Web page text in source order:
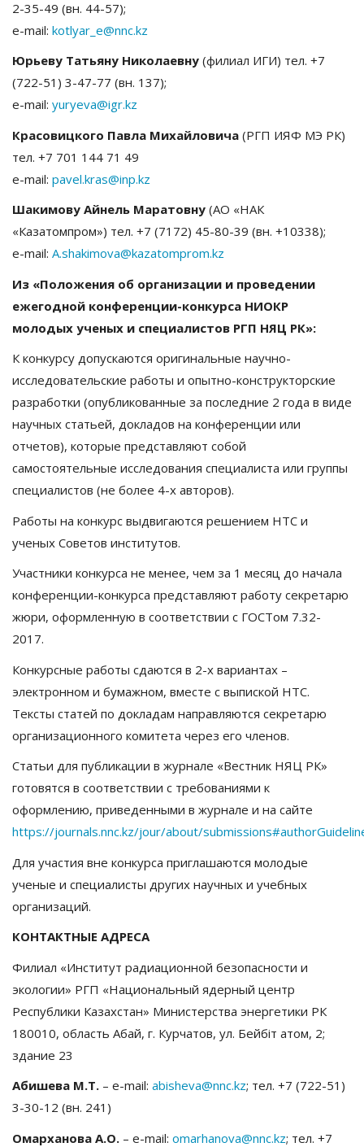
2-35-49 (вн. 44-57);
e-mail: kotlyar_e@nnc.kz
Юрьеву Татьяну Николаевну (филиал ИГИ) тел. +7
(722-51) 3-47-77 (вн. 137);
e-mail: yuryeva@igr.kz
Красовицкого Павла Михайловича (РГП ИЯФ МЭ РК)
тел. +7 701 144 71 49
e-mail: pavel.kras@inp.kz
Шакимову Айнель Маратовну (АО «НАК
«Казатомпром») тел. +7 (7172) 45-80-39 (вн. +10338);
e-mail: A.shakimova@kazatomprom.kz
Из «Положения об организации и проведении
ежегодной конференции-конкурса НИОКР
молодых ученых и специалистов РГП НЯЦ РК»:
К конкурсу допускаются оригинальные научно-
исследовательские работы и опытно-конструкторские
разработки (опубликованные за последние 2 года в виде
научных статьей, докладов на конференции или
отчетов), которые представляют собой
самостоятельные исследования специалиста или группы
специалистов (не более 4-х авторов).
Работы на конкурс выдвигаются решением НТС и
ученых Советов институтов.
Участники конкурса не менее, чем за 1 месяц до начала
конференции-конкурса представляют работу секретарю
жюри, оформленную в соответствии с ГОСТом 7.32-
2017.
Конкурсные работы сдаются в 2-х вариантах –
электронном и бумажном, вместе с выпиской НТС.
Тексты статей по докладам направляются секретарю
организационного комитета через его членов.
Статьи для публикации в журнале «Вестник НЯЦ РК»
готовятся в соответствии с требованиями к
оформлению, приведенными в журнале и на сайте
https://journals.nnc.kz/jour/about/
Для участия вне конкурса приглашаются молодые
ученые и специалисты других научных и учебных
организаций.
КОНТАКТНЫЕ АДРЕСА
Филиал «Институт радиационной безопасности и
экологии» РГП «Национальный ядерный центр
Республики Казахстан» Министерства энергетики РК
180010, область Абай, г. Курчатов, ул. Бейбiт атом, 2;
здание 23
Абишева М.Т. – e-mail: abisheva@nnc.kz; тел. +7 (722-51)
3-30-12 (вн. 241)
Омарханова А.О. – e-mail: omarhanova@nnc.kz; тел. +7